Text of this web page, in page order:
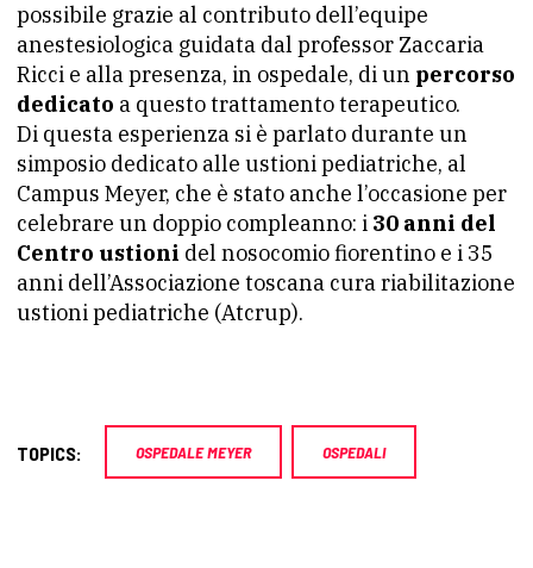
possibile grazie al contributo dell’equipe
anestesiologica guidata dal professor Zaccaria
Ricci e alla presenza, in ospedale, di un percorso
dedicato a questo trattamento terapeutico.
Di questa esperienza si è parlato durante un
simposio dedicato alle ustioni pediatriche, al
Campus Meyer, che è stato anche l’occasione per
celebrare un doppio compleanno: i 30 anni del
Centro ustioni del nosocomio fiorentino e i 35
anni dell’Associazione toscana cura riabilitazione
ustioni pediatriche (Atcrup).
TOPICS: OSPEDALE MEYER OSPEDALI